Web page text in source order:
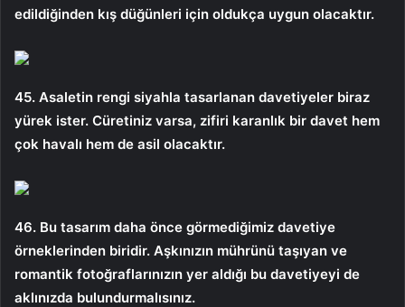
edildiğinden kış düğünleri için oldukça uygun olacaktır.
45. Asaletin rengi siyahla tasarlanan davetiyeler biraz
yürek ister. Cüretiniz varsa, zifiri karanlık bir davet hem
çok havalı hem de asil olacaktır.
46. ​​​Bu tasarım daha önce görmediğimiz davetiye
örneklerinden biridir. Aşkınızın mührünü taşıyan ve
romantik fotoğraflarınızın yer aldığı bu davetiyeyi de
aklınızda bulundurmalısınız.